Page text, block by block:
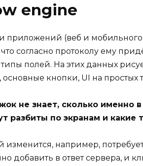
engine
приложений (веб и мобильного)
согласно протоколу ему
полей. На этих данных
кнопки, UI на простых
не знает, сколько именно
разбиты по экранам и какие
изменится, например,
добавить в ответ сервера, и